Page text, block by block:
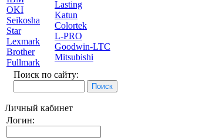
OKI
Seikosha
Star
Lexmark
Brother
Fullmark
Lasting
Katun
Colortek
L-PRO
Goodwin-LTC
Mitsubishi
Поиск по сайту:
Личный кабинет
Логин: